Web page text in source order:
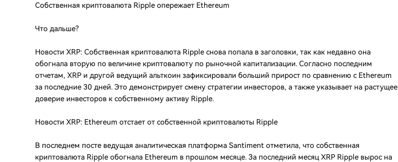
Собственная криптовалюта Ripple опережает Ethereum
Что дальше?
Новости XRP: Собственная криптовалюта Ripple снова попала в заголовки, так как недавно она
обогнала вторую по величине криптовалюту по рыночной капитализации. Согласно последним
отчетам, XRP и другой ведущий альткоин зафиксировали больший прирост по сравнению с Ethereum
за последние 30 дней. Это демонстрирует смену стратегии инвесторов, а также указывает на растущее
доверие инвесторов к собственному активу Ripple.
Новости XRP: Ethereum отстает от собственной криптовалюты Ripple
В последнем посте ведущая аналитическая платформа Santiment отметила, что собственная
криптовалюта Ripple обогнала Ethereum в прошлом месяце. За последний месяц XRP Ripple вырос на